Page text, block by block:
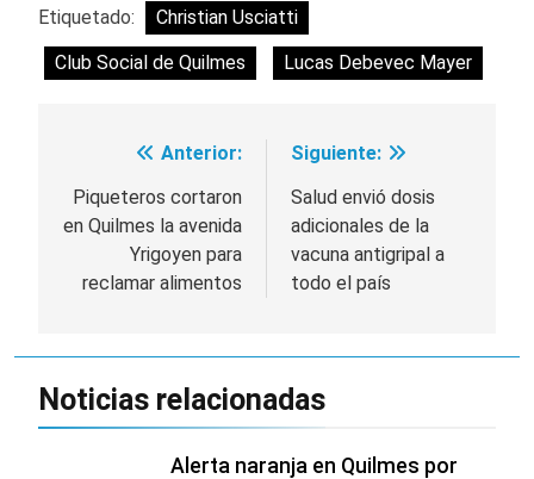
Etiquetado:
Christian Usciatti
Club Social de Quilmes
Lucas Debevec Mayer
Navegación
de
entradas
Anterior:
Piqueteros cortaron
en Quilmes la avenida
Yrigoyen para
reclamar alimentos
Siguiente:
Salud envió dosis
adicionales de la
vacuna antigripal a
todo el país
Noticias relacionadas
Alerta naranja en Quilmes por